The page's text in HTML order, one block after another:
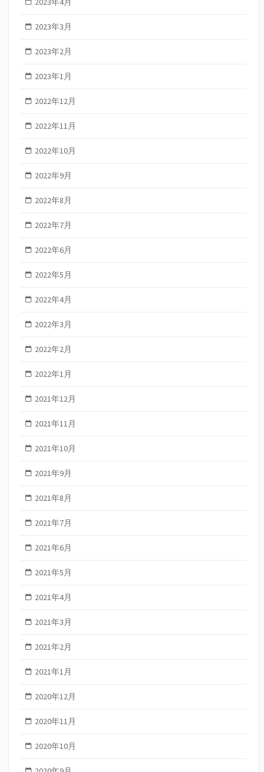
2023年3月
2023年2月
2023年1月
2022年12月
2022年11月
2022年10月
2022年9月
2022年8月
2022年7月
2022年6月
2022年5月
2022年4月
2022年3月
2022年2月
2022年1月
2021年12月
2021年11月
2021年10月
2021年9月
2021年8月
2021年7月
2021年6月
2021年5月
2021年4月
2021年3月
2021年2月
2021年1月
2020年12月
2020年11月
2020年10月